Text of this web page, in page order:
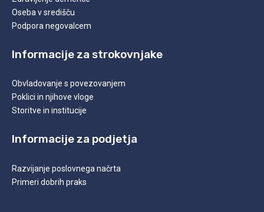
Oseba v središču
Podpora negovalcem
Informacije za strokovnjake
Obvladovanje s povezovanjem
Poklici in njihove vloge
Storitve in institucije
Informacije za podjetja
Razvijanje poslovnega načrta
Primeri dobrih praks